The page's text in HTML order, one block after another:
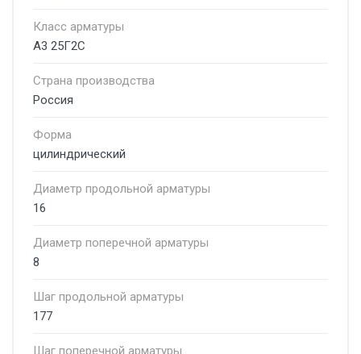
Класс арматуры
А3 25Г2С
Страна производства
Россия
Форма
цилиндрический
Диаметр продольной арматуры
16
Диаметр поперечной арматуры
8
Шаг продольной арматуры
177
Шаг поперечной арматуры